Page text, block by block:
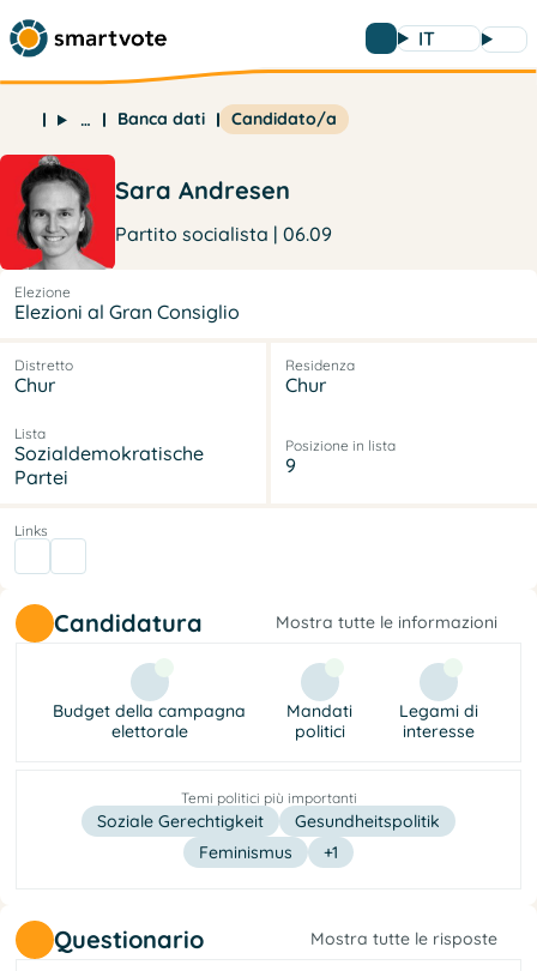
IT
… Banca dati Candidato/a
Sara Andresen
Partito socialista | 06.09
Elezione
Elezioni al Gran Consiglio
Distretto
Chur
Residenza
Chur
Lista
Sozialdemokratische
Partei
Posizione in lista
9
Links
Candidatura Mostra tutte le informazioni
Budget della campagna
elettorale
Mandati
politici
Legami di
interesse
Temi politici più importanti
Soziale Gerechtigkeit
Gesundheitspolitik
Feminismus
+1
Questionario Mostra tutte le risposte